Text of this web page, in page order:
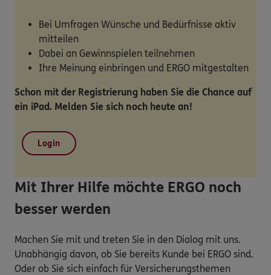
Bei Umfragen Wünsche und Bedürfnisse aktiv
mitteilen
Dabei an Gewinnspielen teilnehmen
Ihre Meinung einbringen und ERGO mitgestalten
Schon mit der Registrierung haben Sie die Chance auf
ein iPad. Melden Sie sich noch heute an!
Login
Mit Ihrer Hilfe möchte ERGO noch
besser werden
Machen Sie mit und treten Sie in den Dialog mit uns.
Unabhängig davon, ob Sie bereits Kunde bei ERGO sind.
Oder ob Sie sich einfach für Versicherungsthemen